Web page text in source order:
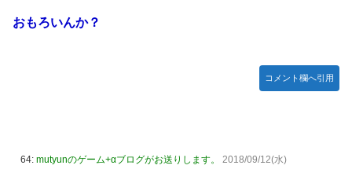
おもろいんか？
コメント欄へ引用
64: mutyunのゲーム+αブログがお送りします。
2018/09/12(水)